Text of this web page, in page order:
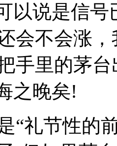
以说是信
会不会涨
手里的茅
之晚矣!
“礼节性的